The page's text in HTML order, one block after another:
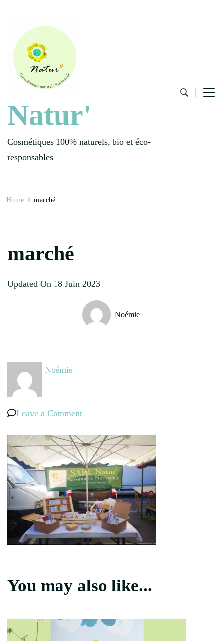
Natur'
Cosmétiques 100% naturels, bio et éco-
responsables
Home marché
marché
Updated On 18 Juin 2023
Noémie
Noémie
Leave a Commenton
You may also like...